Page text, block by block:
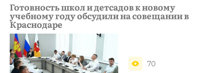
Готовность школ и детсадов к новому
учебному году обсудили на совещании в
Краснодаре
70